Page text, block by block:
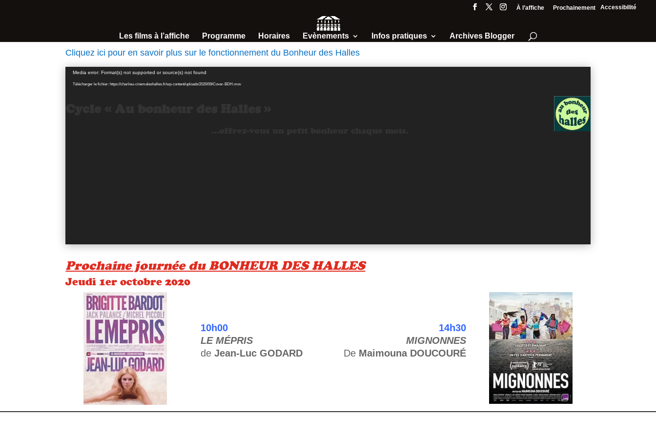
Accessibilité
À l’affiche Prochainement
Les films à l’affiche Programme Horaires Evènements Infos pratiques Archives Blogger
Cliquez ici pour en savoir plus sur le fonctionnement du Bonheur des Halles
Lecteur
vidéo
Media error: Format(s) not supported or source(s) not found
Télécharger le fichier: https://charlieu-cinemaleshalles.fr/wp-content/uploads/2020/09/Cover-BDH.mov
Prochaine journée du BONHEUR DES HALLES
Jeudi 1er octobre 2020
10h00
LE MÉPRIS
deJean-Luc GODARD
14h30
MIGNONNES
De Maimouna DOUCOURÉ